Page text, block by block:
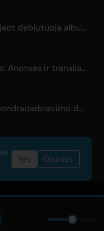
Virtuali idoli grupė FouRTe Project debiutuoja albumu 'ALL IN', kurį prodiusavo m-flo narys ☆Taku Takahashi
BLACK TORCH 6-asis epizodas: Anonsas ir transliavimo platformos
FRUITS ZIPPER pristato naują bendradarbiavimo dainą '1,2,3,FOOOOUR'
provided byACRCloud
Yes Dismiss